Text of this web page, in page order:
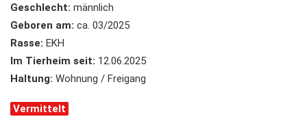
Geschlecht: männlich
Geboren am: ca. 03/2025
Rasse: EKH
Im Tierheim seit: 12.06.2025
Haltung: Wohnung / Freigang
Vermittelt